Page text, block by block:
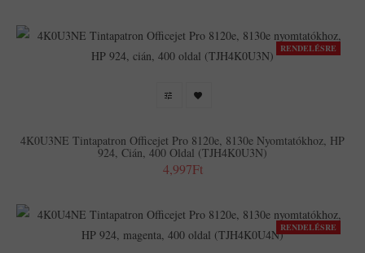
RENDELÉSRE
4K0U3NE Tintapatron Officejet Pro 8120e, 8130e Nyomtatókhoz, HP
924, Cián, 400 Oldal (TJH4K0U3N)
4,997Ft
RENDELÉSRE